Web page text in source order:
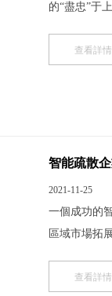
的“盡忠”于
業們貼心的
查看詳
智能疏散
2021-11-25
一個成功的
區域市場拓
往往存在以
查看詳